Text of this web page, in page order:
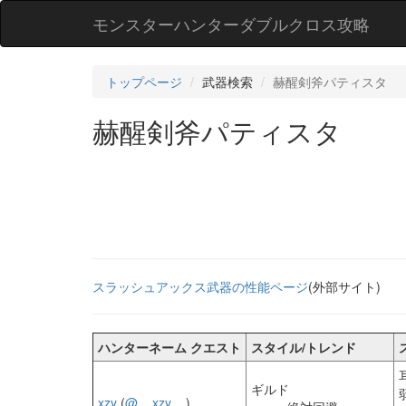
モンスターハンターダブルクロス攻略
トップページ 武器検索 赫醒剣斧パティスタ
赫醒剣斧パティスタ
スラッシュアックス武器の性能ページ(外部サイト)
ハンターネーム クエスト スタイル/トレンド
xzy (@__xzy__ )
ギルド